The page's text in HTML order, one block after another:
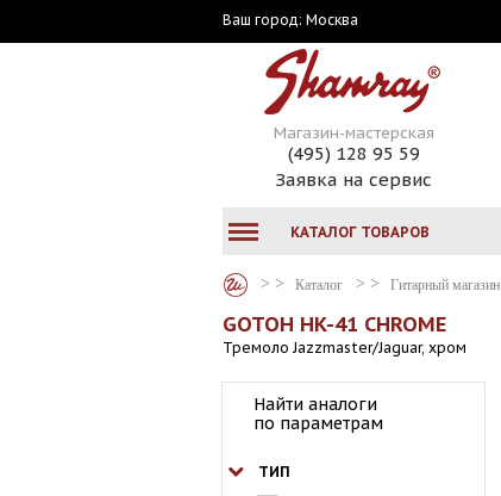
Ваш город: Москва
Магазин-мастерская
(495) 128 95 59
Заявка на сервис
КАТАЛОГ ТОВАРОВ
Каталог Гитарный магазин
GOTOH HK-41 CHROME
Тремоло Jazzmaster/Jaguar, хром
Найти аналоги
по параметрам
ТИП